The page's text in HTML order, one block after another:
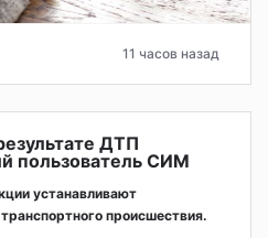
11 часов назад
ДТП
пользователь СИМ
устанавливают
происшествия.